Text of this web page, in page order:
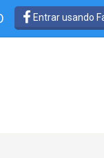
Entrar usando